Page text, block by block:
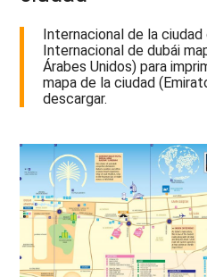
Internacional de la ciudad
Internacional de dubái
Árabes Unidos) para
mapa de la ciudad
descargar.